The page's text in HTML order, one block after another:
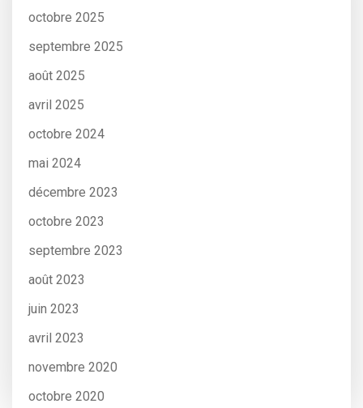
octobre 2025
septembre 2025
août 2025
avril 2025
octobre 2024
mai 2024
décembre 2023
octobre 2023
septembre 2023
août 2023
juin 2023
avril 2023
novembre 2020
octobre 2020